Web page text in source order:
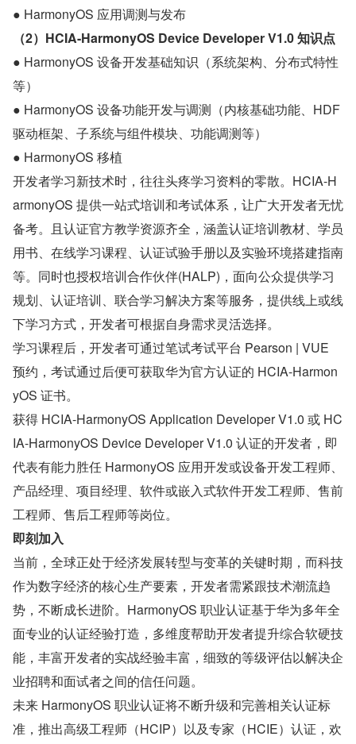
● HarmonyOS 应用调测与发布
（2）HCIA-HarmonyOS Device Developer V1.0 知识点
● HarmonyOS 设备开发基础知识（系统架构、分布式特性
等）
● HarmonyOS 设备功能开发与调测（内核基础功能、HDF
驱动框架、子系统与组件模块、功能调测等）
● HarmonyOS 移植
开发者学习新技术时，往往头疼学习资料的零散。HCIA-H
armonyOS 提供一站式培训和考试体系，让广大开发者无忧
备考。且认证官方教学资源齐全，涵盖认证培训教材、学员
用书、在线学习课程、认证试验手册以及实验环境搭建指南
等。同时也授权培训合作伙伴(HALP)，面向公众提供学习
规划、认证培训、联合学习解决方案等服务，提供线上或线
下学习方式，开发者可根据自身需求灵活选择。
学习课程后，开发者可通过笔试考试平台 Pearson | VUE
预约，考试通过后便可获取华为官方认证的 HCIA-Harmon
yOS 证书。
获得 HCIA-HarmonyOS Application Developer V1.0 或 HC
IA-HarmonyOS Device Developer V1.0 认证的开发者，即
代表有能力胜任 HarmonyOS 应用开发或设备开发工程师、
产品经理、项目经理、软件或嵌入式软件开发工程师、售前
工程师、售后工程师等岗位。
即刻加入
当前，全球正处于经济发展转型与变革的关键时期，而科技
作为数字经济的核心生产要素，开发者需紧跟技术潮流趋
势，不断成长进阶。HarmonyOS 职业认证基于华为多年全
面专业的认证经验打造，多维度帮助开发者提升综合软硬技
能，丰富开发者的实战经验丰富，细致的等级评估以解决企
业招聘和面试者之间的信任问题。
未来 HarmonyOS 职业认证将不断升级和完善相关认证标
准，推出高级工程师（HCIP）以及专家（HCIE）认证，欢